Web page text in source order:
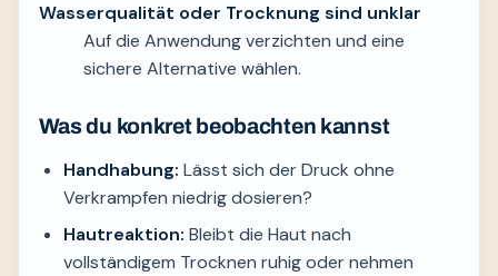
Wasserqualität oder Trocknung sind unklar
Auf die Anwendung verzichten und eine
sichere Alternative wählen.
Was du konkret beobachten kannst
Handhabung: Lässt sich der Druck ohne
Verkrampfen niedrig dosieren?
Hautreaktion: Bleibt die Haut nach
vollständigem Trocknen ruhig oder nehmen